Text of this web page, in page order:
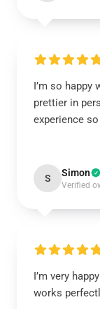
I’m so happy
prettier in
experience
S Simon
Verified
I’m very
works